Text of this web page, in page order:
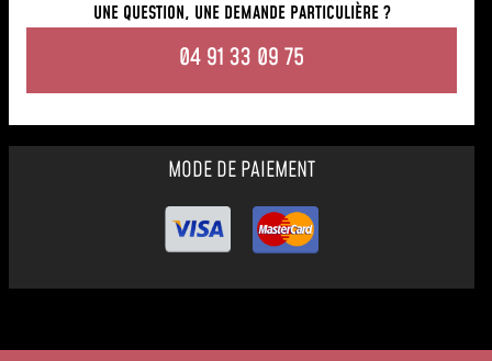
UNE QUESTION, UNE DEMANDE PARTICULIÈRE ?
04 91 33 09 75
MODE DE PAIEMENT